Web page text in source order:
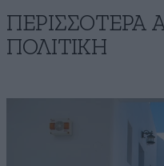
ΠΕΡΙΣΣΟΤΕΡΑ
ΠΟΛΙΤΙΚΗ